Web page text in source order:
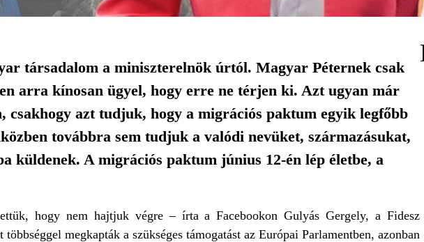
társadalom a miniszterelnök úrtól. Magyar Péternek csak
arra kínosan ügyel, hogy erre ne térjen ki. Azt ugyan már
azt tudjuk, hogy a migrációs paktum egyik legfőbb
továbbra sem tudjuk a valódi nevüket, származásukat,
küldenek. A migrációs paktum június 12-én lép életbe, a
hogy nem hajtjuk végre – írta a Facebookon Gulyás Gergely, a Fidesz
megkapták a szükséges támogatást az Európai Parlamentben, azonban